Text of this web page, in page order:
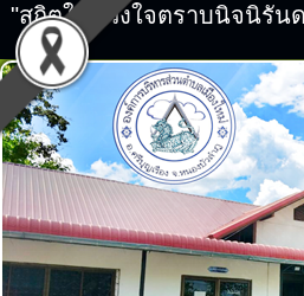
"สถิตในดวงใจตราบนิจนิรั